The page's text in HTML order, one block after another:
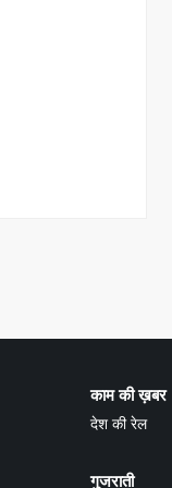
काम की ख़बर
देश की रेल
गुजराती